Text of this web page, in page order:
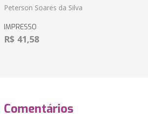
Peterson Soares da Silva
IMPRESSO
R$ 41,58
Comentários